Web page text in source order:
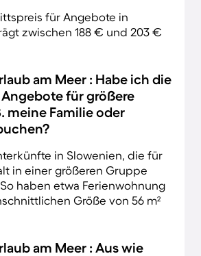
für Angebote in
zwischen 188 € und 203 €
am Meer : Habe ich die
für größere
meine Familie oder
in Slowenien, die für
in einer größeren Gruppe
haben etwa Ferienwohnung
Größe von 56 m²
am Meer : Aus wie